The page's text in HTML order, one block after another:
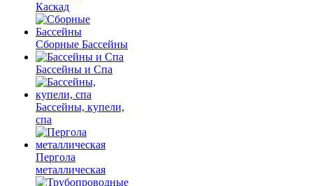
Каскад
Сборные Бассейны
Бассейны и Спа
Бассейны, купели,
спа
Пергола
металлическая